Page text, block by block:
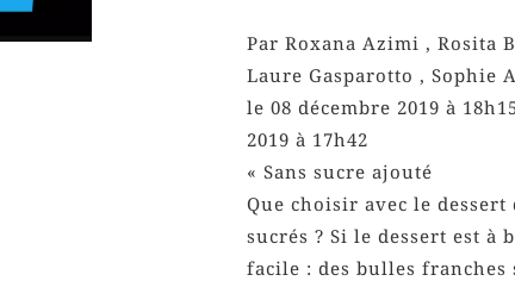
Par Roxana Azimi , Rosita
Laure Gasparotto , Sophie
le 08 décembre 2019 à
2019 à 17h42
« Sans sucre ajouté
Que choisir avec le dessert
sucrés ? Si le dessert est à
facile : des bulles franches